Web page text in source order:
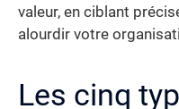
valeur, en ciblant
alourdir votre
Les cinq